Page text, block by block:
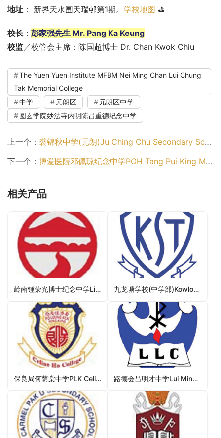
地址 ： 新界天水围天瑞邨第1期。 学校地图 ⛳
校长 ： 彭家强先生 Mr. Pang Ka Keung
校监／校管会主席：陈国超博士 Dr. Chan Kwok Chiu
The Yuen Yuen Institute MFBM Nei Ming Chan Lui Chung
Tak Memorial College
中学
元朗区
元朗区中学
圆玄学院妙法寺内明陈吕重德纪念中学
上一个： 裘锦秋中学(元朗)Ju Ching Chu Secondary School (Yuen Long)（元朗区中学）
下一个： 博爱医院邓佩琼纪念中学POH Tang Pui King Memorial College（元朗区中学）
相关产品
岭南锺荣光博士纪念中学Lingnan Dr Chung Wing Kwong Memorial Secondary School（葵青区中学） 九龙塘学校(中学部)Kowloon Tong School (Secondary Section)（九龙城区中学）
保良局何荫棠中学PLK Celine Ho Yam Tong College（黄大仙区中学） 路德会吕明才中学Lui Ming Choi Lutheran College（荃湾区中学）